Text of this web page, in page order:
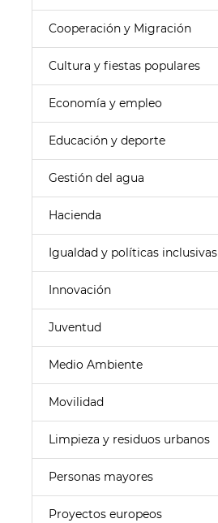
Cooperación y Migración
Cultura y fiestas populares
Economía y empleo
Educación y deporte
Gestión del agua
Hacienda
Igualdad y políticas inclusivas
Innovación
Juventud
Medio Ambiente
Movilidad
Limpieza y residuos urbanos
Personas mayores
Proyectos europeos